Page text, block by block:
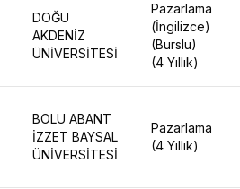
DOĞU
AKDENİZ
ÜNİVERSİTESİ
Pazarlama
(İngilizce)
(Burslu)
(4 Yıllık)
BOLU ABANT
İZZET BAYSAL
ÜNİVERSİTESİ
Pazarlama
(4 Yıllık)